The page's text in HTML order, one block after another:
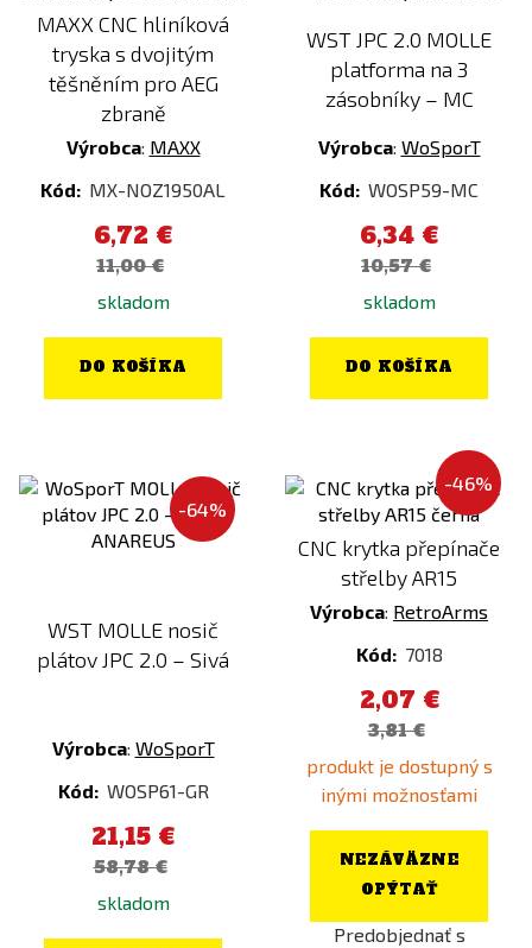
EARMOR
EBERLESTOCK
Element
EPES
EPES Custom
FALCON
FENIX
FENIX PROTECTOR
G&G
Gerber
GHK
Hephaestus
Dark Forest
Desert Night Camo
Digital
Drevená
Everglade
Fialová
Flecktarn
Foliage Green
Gold (Electroplated)
Kryptek Highlander
Kryptek Inferno
Kryptek Neptune
Kryptek Obskura
Lime
MAXX CNC hliníková
tryska s dvojitým
těšněním pro AEG
zbraně
Výrobca: MAXX
Kód: MX-NOZ1950AL
6,72 €
11,00 €
skladom
DO KOŠÍKA
WST JPC 2.0 MOLLE
platforma na 3
zásobníky – MC
Výrobca: WoSporT
Kód: WOSP59-MC
6,34 €
10,57 €
skladom
DO KOŠÍKA
-64%
WST MOLLE nosič
plátov JPC 2.0 – Sivá
Výrobca: WoSporT
Kód: WOSP61-GR
21,15 €
58,78 €
skladom
-46%
CNC krytka přepínače
střelby AR15
Výrobca: RetroArms
Kód: 7018
2,07 €
3,81 €
produkt je dostupný s
inými možnosťami
NEZÁVÄZNE
OPÝTAŤ
Predobjednať s